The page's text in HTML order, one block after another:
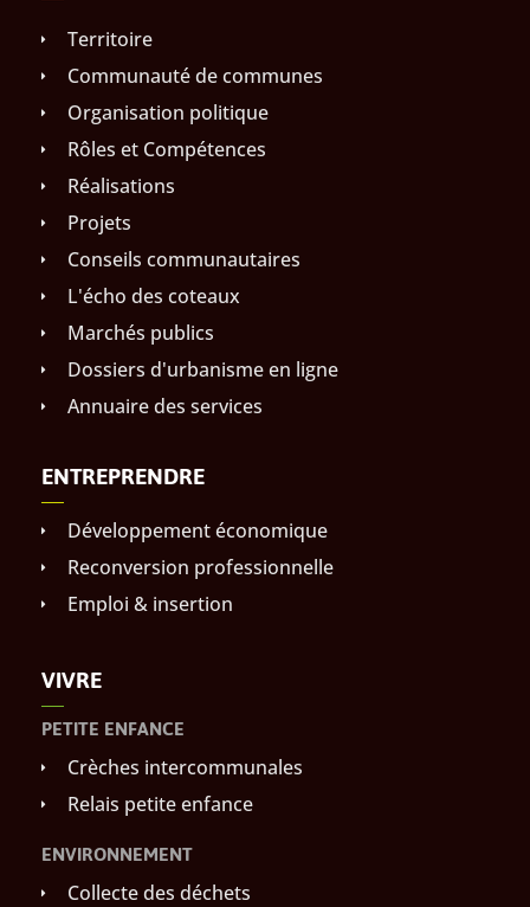
Territoire
Communauté de communes
Organisation politique
Rôles et Compétences
Réalisations
Projets
Conseils communautaires
L'écho des coteaux
Marchés publics
Dossiers d'urbanisme en ligne
Annuaire des services
ENTREPRENDRE
Développement économique
Reconversion professionnelle
Emploi & insertion
VIVRE
PETITE ENFANCE
Crèches intercommunales
Relais petite enfance
ENVIRONNEMENT
Collecte des déchets